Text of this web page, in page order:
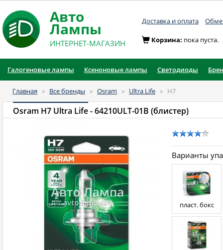
Авто
Лампы
ИНТЕРНЕТ-МАГАЗИН
Доставка и оплата
Корзина: пока пуста.
Галогеновые лампы Ксеноновые лампы Светодиоды
Главная » Все бренды » Osram » Ultra Life » H7
Osram H7 Ultra Life- 64210ULT-01B (блистер)
Варианты
пласт. бокс